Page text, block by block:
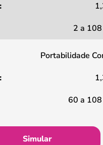
2 a
Portabilidade
60 a
Simular